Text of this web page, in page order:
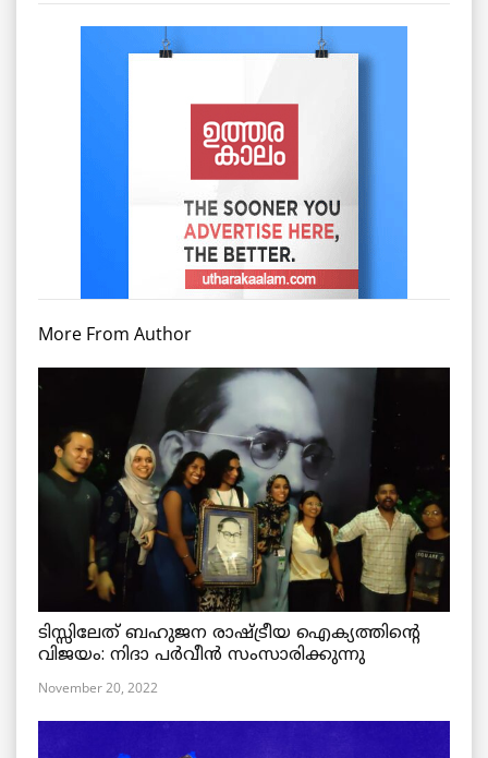
More From Author
ടിസ്സിലേത് ബഹുജന രാഷ്ട്രീയ ഐക്യത്തിന്റെ
വിജയം: നിദാ പർവീൻ സംസാരിക്കുന്നു
November 20, 2022